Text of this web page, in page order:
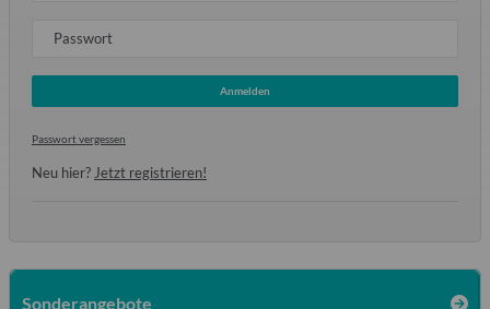
Passwort
Anmelden
Passwort vergessen
Neu hier? Jetzt registrieren!
Sonderangebote